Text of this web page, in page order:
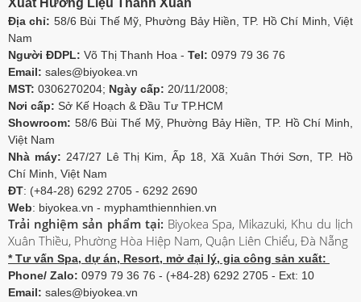
Xuất Hương Liệu Thanh Xuân
Địa chỉ: 58/6 Bùi Thế Mỹ, Phường Bảy Hiền, TP. Hồ Chí Minh, Việt
Nam
Người ĐDPL: Võ Thị Thanh Hoa - Tel: 0979 79 36 76
Email: sales@biyokea.vn
MST: 0306270204; Ngày cấp: 20/11/2008;
Nơi cấp: Sở Kế Hoạch & Đầu Tư TP.HCM
Showroom: 58/6 Bùi Thế Mỹ, Phường Bảy Hiền, TP. Hồ Chí Minh,
Việt Nam
Nhà máy: 247/27 Lê Thị Kim, Ấp 18, Xã Xuân Thới Sơn, TP. Hồ
Chí Minh, Việt Nam
ĐT: (+84-28) 6292 2705 - 6292 2690
Web: biyokea.vn - myphamthiennhien.vn
Trải nghiệm sản phẩm tại: Biyokea Spa, Mikazuki, Khu du lịch
Xuân Thiều, Phường Hòa Hiệp Nam, Quận Liên Chiểu, Đà Nẵng
* Tư vấn Spa, dự án, Resort, mở đại lý, gia công sản xuất:
Phone/ Zalo: 0979 79 36 76 - (+84-28) 6292 2705 - Ext: 10
Email: sales@biyokea.vn